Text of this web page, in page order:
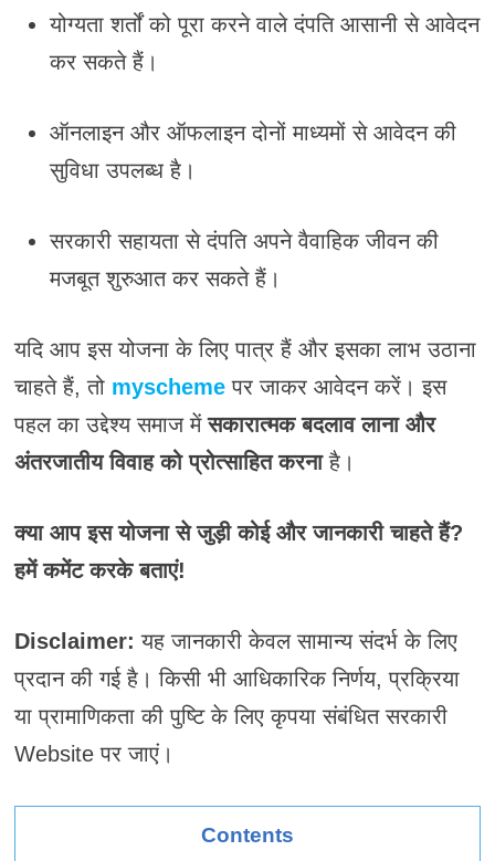
योग्यता शर्तों को पूरा करने वाले दंपति आसानी से आवेदन
कर सकते हैं।
ऑनलाइन और ऑफलाइन दोनों माध्यमों से आवेदन की
सुविधा उपलब्ध है।
सरकारी सहायता से दंपति अपने वैवाहिक जीवन की
मजबूत शुरुआत कर सकते हैं।
यदि आप इस योजना के लिए पात्र हैं और इसका लाभ उठाना
चाहते हैं, तो myschemeपर जाकर आवेदन करें। इस
पहल का उद्देश्य समाज मेंसकारात्मक बदलाव लाना और
अंतरजातीय विवाह को प्रोत्साहित करनाहै।
क्या आप इस योजना से जुड़ी कोई और जानकारी चाहते हैं?
हमें कमेंट करके बताएं!
Disclaimer: यह जानकारी केवल सामान्य संदर्भ के लिए
प्रदान की गई है। किसी भी आधिकारिक निर्णय, प्रक्रिया
या प्रामाणिकता की पुष्टि के लिए कृपया संबंधित सरकारी
Website पर जाएं।
Contents